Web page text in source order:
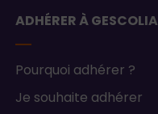
ADHÉRER À GESCOLIA
Pourquoi adhérer ?
Je souhaite adhérer